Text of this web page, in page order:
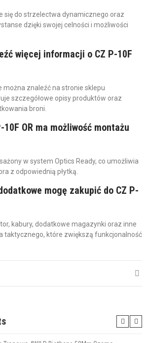
się do strzelectwa dynamicznego oraz
dzięki swojej celności i możliwości
więcej informacji o CZ P-10F
można znaleźć na stronie sklepu
szczegółowe opisy produktów oraz
broni.
OR ma możliwość montażu
w system Optics Ready, co umożliwia
z odpowiednią płytką.
mogę zakupić do CZ P-
kabury, dodatkowe magazynki oraz inne
taktycznego, które zwiększą funkcjonalność